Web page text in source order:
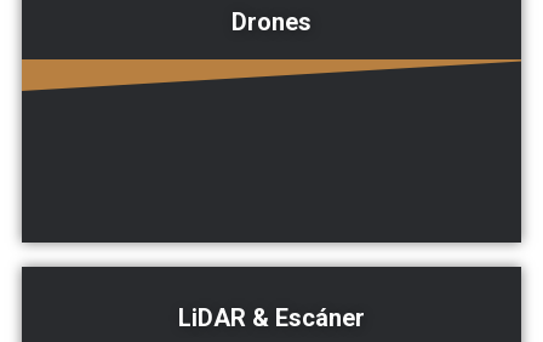
Drones
LiDAR & Escáner